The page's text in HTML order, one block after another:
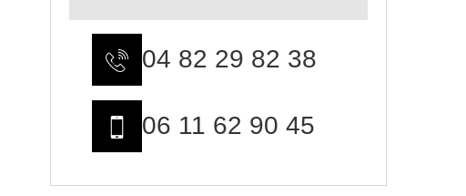
04 82 29 82 38
06 11 62 90 45